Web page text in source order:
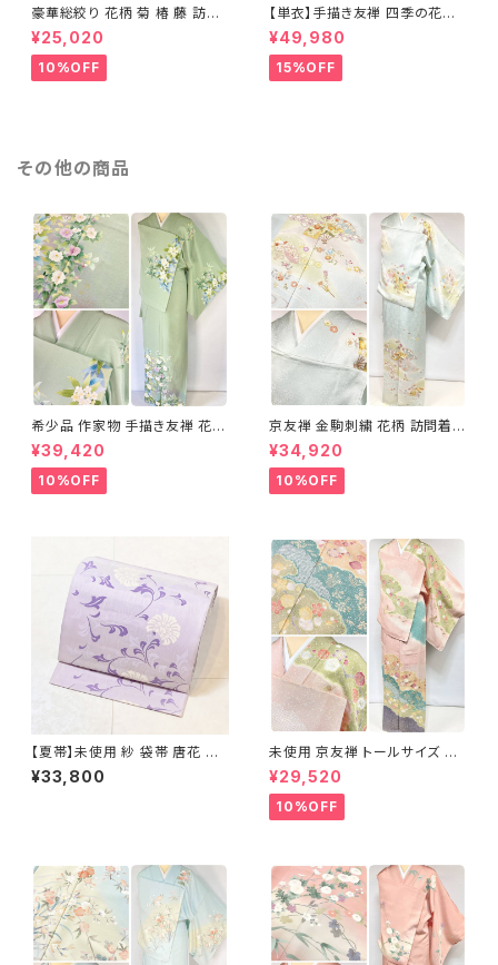
豪華総絞り 花柄 菊 椿 藤 訪問
着 鹿の子絞り ラメ 正絹 黒 白
グレー 1435
¥25,020
10%OFF
【単衣】手描き友禅 四季の花々
正絹 訪問着 水色 黄緑 白 パス
テルカラー 1431
¥49,980
15%OFF
その他の商品
希少品 作家物 手描き友禅 花鳥
文 椿 沈丁花 訪問着 正絹 袷 黄
緑 青 白 1418
¥39,420
10%OFF
京友禅 金駒刺繍 花柄 訪問着
正絹 水色 黄緑 パステルカラー
アイスグリーン 1433
¥34,920
10%OFF
【夏帯】未使用 紗 袋帯 唐花 正
絹 紫 白 淡藤色 729
¥33,800
未使用 京友禅 トールサイズ 染
め分け 金彩 訪問着 袷 正絹 ピ
ンク 黄緑 紫 黄色 1438
¥29,520
10%OFF